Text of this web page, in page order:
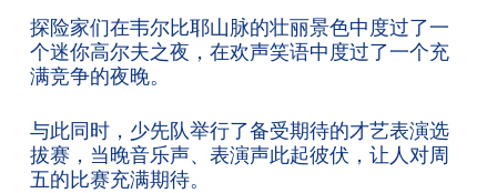
探险家们在韦尔比耶山脉的壮丽景色中度过了一
个迷你高尔夫之夜，在欢声笑语中度过了一个充
满竞争的夜晚。
与此同时，少先队举行了备受期待的才艺表演选
拔赛，当晚音乐声、表演声此起彼伏，让人对周
五的比赛充满期待。